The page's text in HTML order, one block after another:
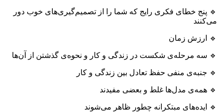
🔹 پنج خطای فکری رایج که شما را از تصمیم‌گیری‌های خوب دور
می‌کنند
🔹 ارزش زمان
🔹 سه مرحله‌ی شکست در زندگی و کار و نحوه‌ی گذشتن از آن‌ها
🔹 جنبه‌ی منفی حفظ تعادل بین زندگی و کار
🔹 همه‌ی مدل‌ها غلط و بعضی مفیدند
🔹 ایده‌های مبتکرانه چطور ظاهر می‌شوند